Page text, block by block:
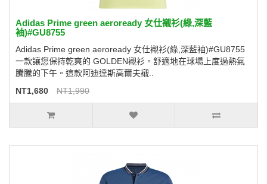
Adidas Prime green aeroready 女仕襯衫(綠,深藍
袖)#GU8755
Adidas Prime green aeroready 女仕襯衫(綠,深藍袖)#GU8755
一款讓您保持乾爽的 GOLDEN襯衫。舒適地在球場上度過熱氣
騰騰的下午。這款阿迪達斯高爾夫襯..
NT1,680
NT1,990